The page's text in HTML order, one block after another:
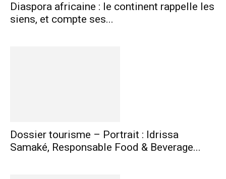
Diaspora africaine : le continent rappelle les
siens, et compte ses...
Dossier tourisme – Portrait : Idrissa
Samaké, Responsable Food & Beverage...